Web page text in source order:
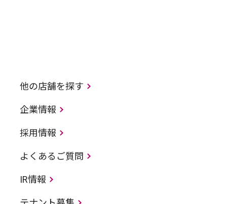
他の店舗を探す
企業情報
採用情報
よくあるご質問
IR情報